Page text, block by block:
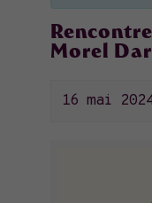
Morel
16 mai